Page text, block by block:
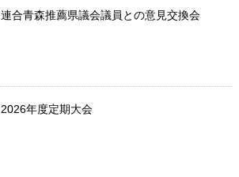
連合青森推薦県議会議員との意見交換会
2026年度定期大会